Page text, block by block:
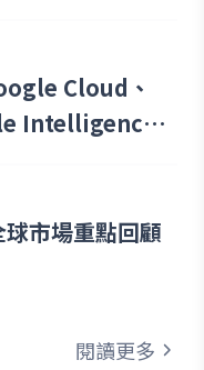
Cloud、
Intelligence
市場重點回顧
閱讀更多